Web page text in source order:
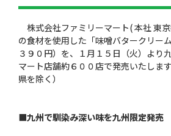
株式会社ファミリーマート( 本社 東
の食材を使用した「味噌バタークリー
３９０円）を、１月１５日（火）より
マート店舗約６００店で発売いたしま
県を除く）
■九州で馴染み深い味を九州限定発売